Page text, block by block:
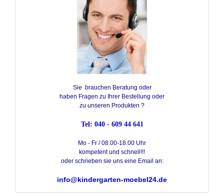
Sie brauchen Beratung oder
haben Fragen zu Ihrer Bestellung oder
zu unseren Produkten ?
Tel: 040 - 609 44 641
Mo - Fr / 08.00-18.00 Uhr
kompetent und schnell!!!
oder schrieben sie uns eine Email an:
info@kindergarten-moebel24.de